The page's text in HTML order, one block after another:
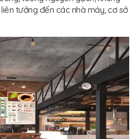
tưởng đến các nhà máy, cơ sở